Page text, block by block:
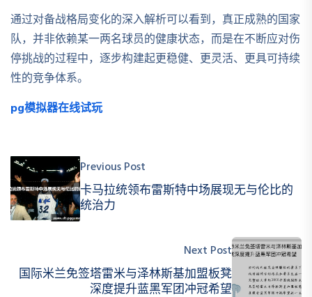
通过对备战格局变化的深入解析可以看到，真正成熟的国家
队，并非依赖某一两名球员的健康状态，而是在不断应对伤
停挑战的过程中，逐步构建起更稳健、更灵活、更具可持续
性的竞争体系。
pg模拟器在线试玩
Previous Post
卡马拉统领布雷斯特中场展现无与伦比的
统治力
Next Post
国际米兰免签塔雷米与泽林斯基加盟板凳
深度提升蓝黑军团冲冠希望